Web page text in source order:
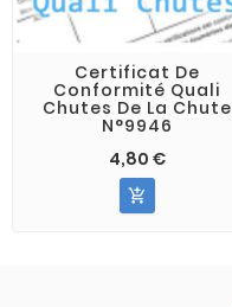
Certificat De
Conformité Quali
Chutes De La Chute
N°9946
4,80 €
